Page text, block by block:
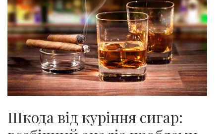
Шкода від куріння сигар: